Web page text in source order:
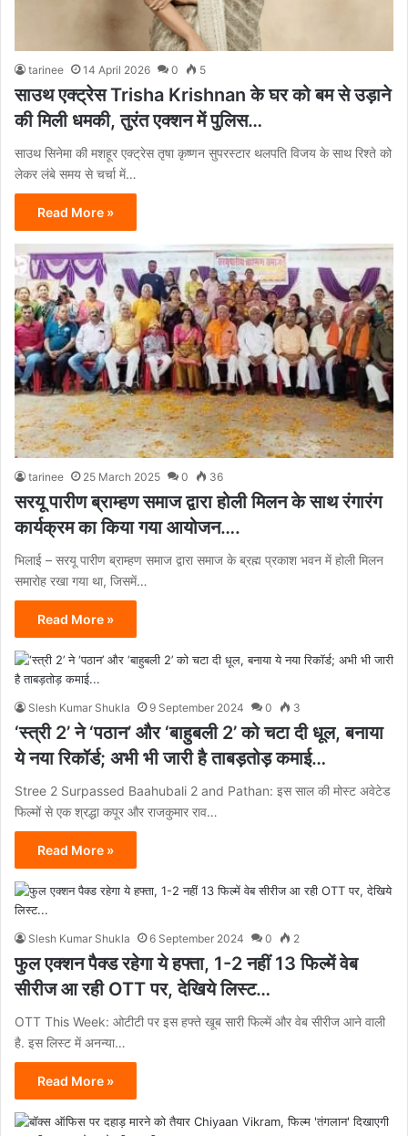
tarinee 14 April 2026 0 5
साउथ एक्ट्रेस Trisha Krishnan के घर को बम से उड़ाने
की मिली धमकी, तुरंत एक्शन में पुलिस…
साउथ सिनेमा की मशहूर एक्ट्रेस तृषा कृष्णन सुपरस्टार थलपति विजय के साथ रिश्ते को
लेकर लंबे समय से चर्चा में…
Read More »
tarinee 25 March 2025 0 36
सरयू पारीण ब्राम्हण समाज द्वारा होली मिलन के साथ रंगारंग
कार्यक्रम का किया गया आयोजन….
भिलाई – सरयू पारीण ब्राम्हण समाज द्वारा समाज के ब्रह्म प्रकाश भवन में होली मिलन
समारोह रखा गया था, जिसमें…
Read More »
Slesh Kumar Shukla 9 September 2024 0 3
‘स्त्री 2’ ने ‘पठान’ और ‘बाहुबली 2’ को चटा दी धूल, बनाया
ये नया रिकॉर्ड; अभी भी जारी है ताबड़तोड़ कमाई…
Stree 2 Surpassed Baahubali 2 and Pathan: इस साल की मोस्ट अवेटेड
फिल्मों से एक श्रद्धा कपूर और राजकुमार राव…
Read More »
Slesh Kumar Shukla 6 September 2024 0 2
फुल एक्शन पैक्ड रहेगा ये हफ्ता, 1-2 नहीं 13 फिल्में वेब
सीरीज आ रही OTT पर, देखिये लिस्ट…
OTT This Week: ओटीटी पर इस हफ्ते खूब सारी फिल्में और वेब सीरीज आने वाली
है. इस लिस्ट में अनन्या…
Read More »